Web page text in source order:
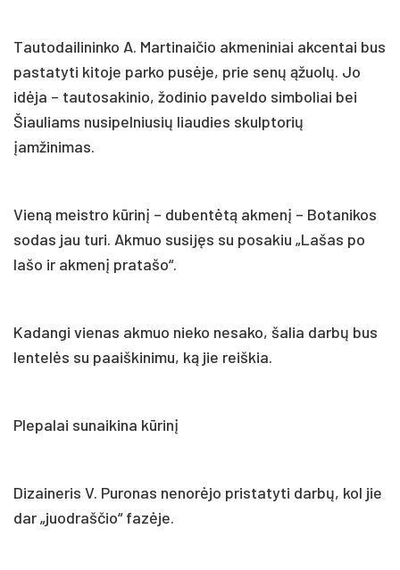
Tautodailininko A. Martinaičio akmeniniai akcentai bus
pastatyti kitoje parko pusėje, prie senų ąžuolų. Jo
idėja – tautosakinio, žodinio paveldo simboliai bei
Šiauliams nusipelniusių liaudies skulptorių
įamžinimas.
Vieną meistro kūrinį – dubentėtą akmenį – Botanikos
sodas jau turi. Akmuo susijęs su posakiu „Lašas po
lašo ir akmenį pratašo“.
Kadangi vienas akmuo nieko nesako, šalia darbų bus
lentelės su paaiškinimu, ką jie reiškia.
Plepalai sunaikina kūrinį
Dizaineris V. Puronas nenorėjo pristatyti darbų, kol jie
dar „juodraščio“ fazėje.